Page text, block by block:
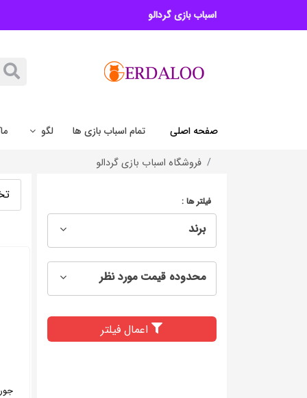
اسباب بازی گردالو
صفحه اصلی تمام اسباب بازی ها لگو
فروشگاه اسباب بازی گردالو
فیلتر ها :
برند
محدوده قیمت مورد نظر
اعمال فیلتر